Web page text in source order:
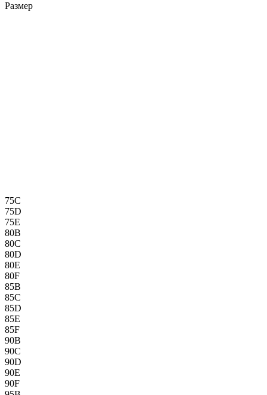
Размер
75C
75D
75E
80B
80C
80D
80E
80F
85B
85C
85D
85E
85F
90B
90C
90D
90E
90F